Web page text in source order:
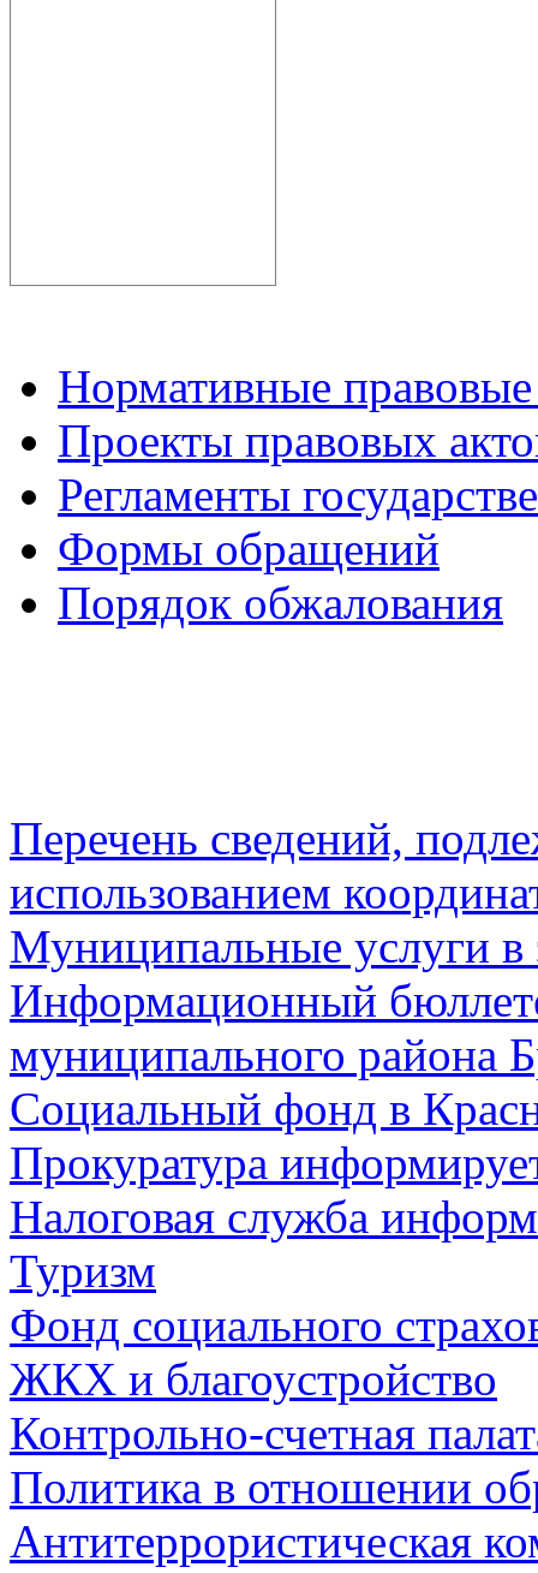
Нормативные
Проекты правовых
Регламенты
Формы обращений
Порядок обжалования
Перечень сведений,
использованием
Муниципальные услуги в
Информационный
муниципального района
Социальный фонд в
Прокуратура
Налоговая служба
Туризм
Фонд социального
ЖКХ и благоустройство
Контрольно-счетная
Политика в отношении
Антитеррористическая